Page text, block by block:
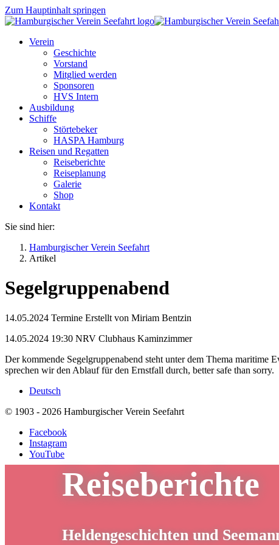
Zum Hauptinhalt springen
Verein
Geschichte
Vorstand
Mitglied werden
Sponsoren
HVS Intern
Ausbildung
Schiffe
Störtebeker
HASPA Hamburg
Reisen und Regatten
Reiseberichte
Reiseplanung
Galerie
Shop
Kontakt
Reiseberichte
Heldengeschichten und
Sie sind hier:
Hamburgischer Verein Seefahrt
Artikel
Segelgruppenabend
14.05.2024 Termine Erstellt von Miriam Bentzin
14.05.2024 19:30 NRV Clubhaus Kaminzimmer
Der kommende Segelgruppenabend steht unter dem Thema
sprechen wir den Ablauf für den Ernstfall durch, better safe than sorry.
Deutsch
© 1903 - 2026 Hamburgischer Verein Seefahrt
Facebook
Instagram
YouTube